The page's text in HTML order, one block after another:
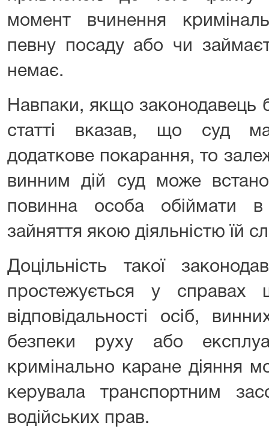
момент вчинення
певну посаду або чи
немає.
Навпаки, якщо законодавець
статті вказав, що суд
додаткове покарання, то
винним дій суд може
повинна особа обіймати
зайняття якою діяльністю їй
Доцільність такої
простежується у справах
відповідальності осіб,
безпеки руху або
кримінально каране діяння
керувала транспортним
водійських прав.